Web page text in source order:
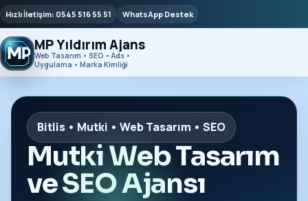
Hızlı İletişim: 0545 516 55 51 WhatsApp Destek
MP Yıldırım Ajans
Web Tasarım • SEO • Ads •
Uygulama • Marka Kimliği
Bitlis • Mutki • Web Tasarım • SEO
Mutki Web Tasarım
ve SEO Ajansı